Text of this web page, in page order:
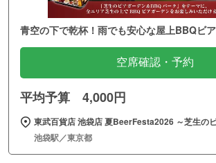
青空の下で乾杯！雨でも安心な屋上BBQビ
空席確認・予約
平均予算 4,000円
東武百貨店 池袋店 夏BeerFesta2026 ～芝生の
池袋駅／東京都